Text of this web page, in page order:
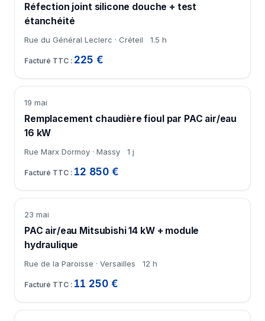
Réfection joint silicone douche + test
étanchéité
Rue du Général Leclerc · Créteil 1.5 h
225 €
19 mai
Remplacement chaudière fioul par PAC air/eau
16 kW
Rue Marx Dormoy · Massy 1 j
12 850 €
23 mai
PAC air/eau Mitsubishi 14 kW + module
hydraulique
Rue de la Paroisse · Versailles 12 h
11 250 €